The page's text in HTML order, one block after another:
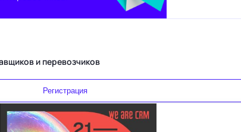
Переход на ЭТрН без штрафов и простоев: пошаговый план для ритейла, поставщиков и перевозчиков
Регистрация